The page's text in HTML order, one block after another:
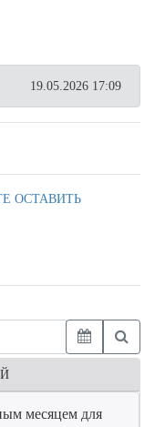
19.05.2026 17:09
ОСТАВИТЬ
месяцем для